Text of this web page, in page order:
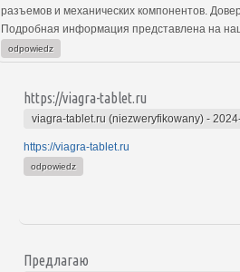
разъемов и механических компонентов.
Подробная информация представлена на
odpowiedz
https://viagra-tablet.ru
viagra-tablet.ru (niezweryfikowany) -
https://viagra-tablet.ru
odpowiedz
Предлагаю